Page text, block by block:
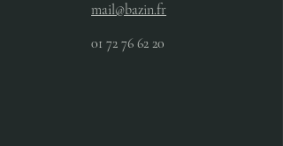
mail@bazin.fr
01 72 76 62 20